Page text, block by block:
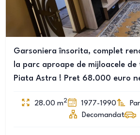
Garsoniera însorita, complet
la parc aproape de mijloacele
Piata Astra ! Pret 68.000 euro
28.00 m2 1977-1990
Decomandat